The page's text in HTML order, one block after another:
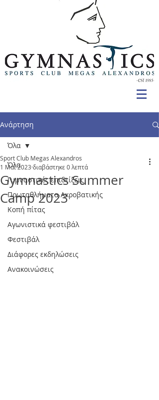
Ανάρτηση
Όλα
Γυμναστικές επιδείξεις
Πρωταθλήματα Ακροβατικής
Κοπή πίτας
Αγωνιστικά φεστιβάλ
Φεστιβάλ
Διάφορες εκδηλώσεις
Ανακοινώσεις
Όλα
Gymnastics Summer
Camp 2023
Sport Club Megas Alexandros
1 Μαΐ 2023 διαβάστηκε 0 λεπτά